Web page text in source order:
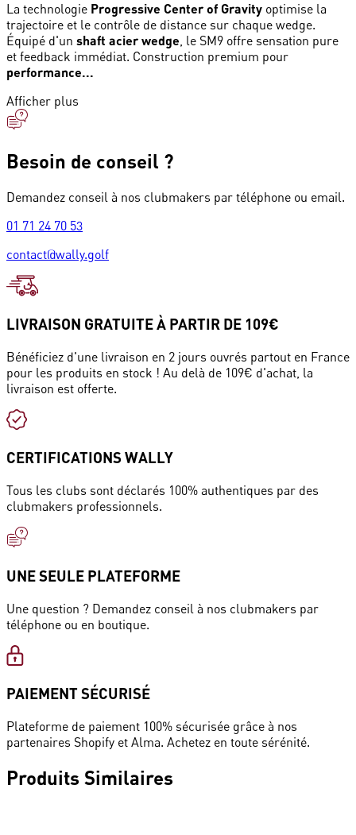
La technologie Progressive Center of Gravity optimise la
trajectoire et le contrôle de distance sur chaque wedge.
Équipé d'un shaft acier wedge, le SM9 offre sensation pure
et feedback immédiat. Construction premium pour
performance...
Afficher plus
Besoin de conseil ?
Demandez conseil à nos clubmakers par téléphone ou email.
01 71 24 70 53
contact@wally.golf
LIVRAISON GRATUITE À PARTIR DE 109€
Bénéficiez d'une livraison en 2 jours ouvrés partout en France
pour les produits en stock ! Au delà de 109€ d'achat, la
livraison est offerte.
CERTIFICATIONS WALLY
Tous les clubs sont déclarés 100% authentiques par des
clubmakers professionnels.
UNE SEULE PLATEFORME
Une question ? Demandez conseil à nos clubmakers par
téléphone ou en boutique.
PAIEMENT SÉCURISÉ
Plateforme de paiement 100% sécurisée grâce à nos
partenaires Shopify et Alma. Achetez en toute sérénité.
Produits Similaires